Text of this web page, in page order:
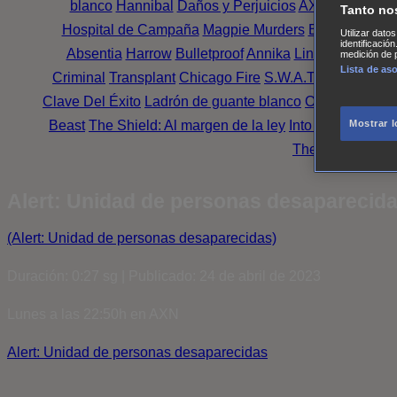
blanco Hannibal Daños y Perjuicios AXN Masters
Hospital de Campaña Magpie Murders Blindspot
Absentia Harrow Bulletproof Annika Lincoln
Criminal Transplant Chicago Fire S.W.A.T.: Los
Clave Del Éxito Ladrón de guante blanco Outsiders
Beast The Shield: Al margen de la ley Into the Dark
The Oath
(Alert: Unidad de personas desaparecidas)
Alert: Unidad de personas desaparecidas
Tanto
Utilizar
medición de
Lista de
Mostrar